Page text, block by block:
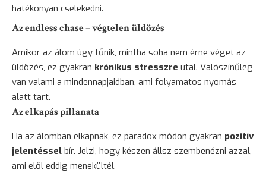
hatékonyan cselekedni.
Az endless chase – végtelen üldözés
Amikor az álom úgy tűnik, mintha soha nem érne véget az
üldözés, ez gyakran krónikus stresszre utal. Valószínűleg
van valami a mindennapjaidban, ami folyamatos nyomás
alatt tart.
Az elkapás pillanata
Ha az álomban elkapnak, ez paradox módon gyakran pozitív
jelentéssel bír. Jelzi, hogy készen állsz szembenézni azzal,
ami elől eddig menekültél.